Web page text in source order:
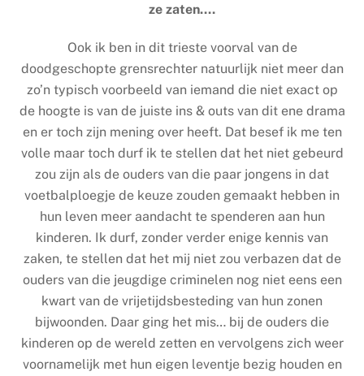
ze zaten….
Ook ik ben in dit trieste voorval van de
doodgeschopte grensrechter natuurlijk niet meer dan
zo’n typisch voorbeeld van iemand die niet exact op
de hoogte is van de juiste ins & outs van dit ene drama
en er toch zijn mening over heeft. Dat besef ik me ten
volle maar toch durf ik te stellen dat het niet gebeurd
zou zijn als de ouders van die paar jongens in dat
voetbalploegje de keuze zouden gemaakt hebben in
hun leven meer aandacht te spenderen aan hun
kinderen. Ik durf, zonder verder enige kennis van
zaken, te stellen dat het mij niet zou verbazen dat de
ouders van die jeugdige criminelen nog niet eens een
kwart van de vrijetijdsbesteding van hun zonen
bijwoonden. Daar ging het mis… bij de ouders die
kinderen op de wereld zetten en vervolgens zich weer
voornamelijk met hun eigen leventje bezig houden en